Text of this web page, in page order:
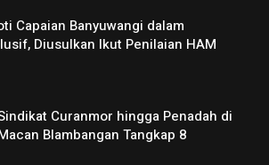
Capaian Banyuwangi dalam
Diusulkan Ikut Penilaian HAM
Curanmor hingga Penadah di
Blambangan Tangkap 8